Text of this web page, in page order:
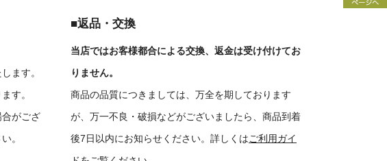
ます。
す。
がござ
。
■返品・交換
当店ではお客様都合による交換、返金は受け付けてお
りません。
商品の品質につきましては、万全を期しております
が、万一不良・破損などがございましたら、商品到着
後7日以内にお知らせください。詳しくはご利用ガイ